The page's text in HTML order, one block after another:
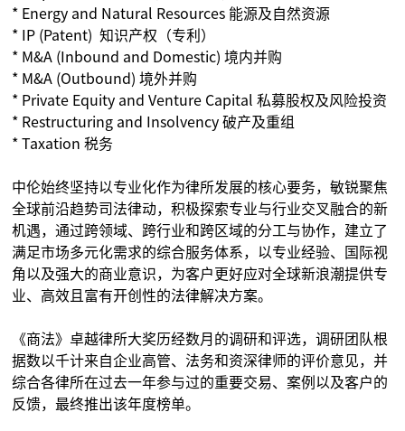
* Energy and Natural Resources 能源及自然资源
* IP (Patent) 知识产权（专利）
* M&A (Inbound and Domestic) 境内并购
* M&A (Outbound) 境外并购
* Private Equity and Venture Capital 私募股权及风险投资
* Restructuring and Insolvency 破产及重组
* Taxation 税务
中伦始终坚持以专业化作为律所发展的核心要务，敏锐聚焦
全球前沿趋势司法律动，积极探索专业与行业交叉融合的新
机遇，通过跨领域、跨行业和跨区域的分工与协作，建立了
满足市场多元化需求的综合服务体系，以专业经验、国际视
角以及强大的商业意识，为客户更好应对全球新浪潮提供专
业、高效且富有开创性的法律解决方案。
《商法》卓越律所大奖历经数月的调研和评选，调研团队根
据数以千计来自企业高管、法务和资深律师的评价意见，并
综合各律所在过去一年参与过的重要交易、案例以及客户的
反馈，最终推出该年度榜单。